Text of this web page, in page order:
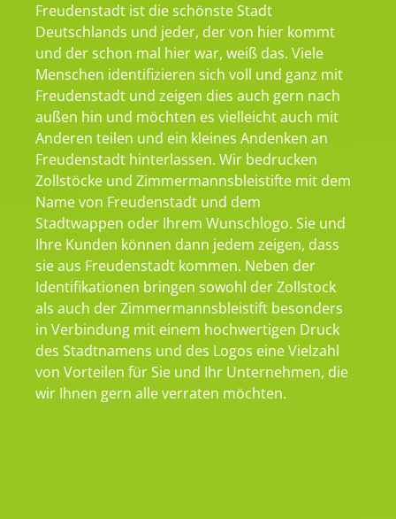
Freudenstadt ist die schönste Stadt
Deutschlands und jeder, der von hier kommt
und der schon mal hier war, weiß das. Viele
Menschen identifizieren sich voll und ganz mit
Freudenstadt und zeigen dies auch gern nach
außen hin und möchten es vielleicht auch mit
Anderen teilen und ein kleines Andenken an
Freudenstadt hinterlassen. Wir bedrucken
Zollstöcke und Zimmermannsbleistifte mit dem
Name von Freudenstadt und dem
Stadtwappen oder Ihrem Wunschlogo. Sie und
Ihre Kunden können dann jedem zeigen, dass
sie aus Freudenstadt kommen. Neben der
Identifikationen bringen sowohl der Zollstock
als auch der Zimmermannsbleistift besonders
in Verbindung mit einem hochwertigen Druck
des Stadtnamens und des Logos eine Vielzahl
von Vorteilen für Sie und Ihr Unternehmen, die
wir Ihnen gern alle verraten möchten.